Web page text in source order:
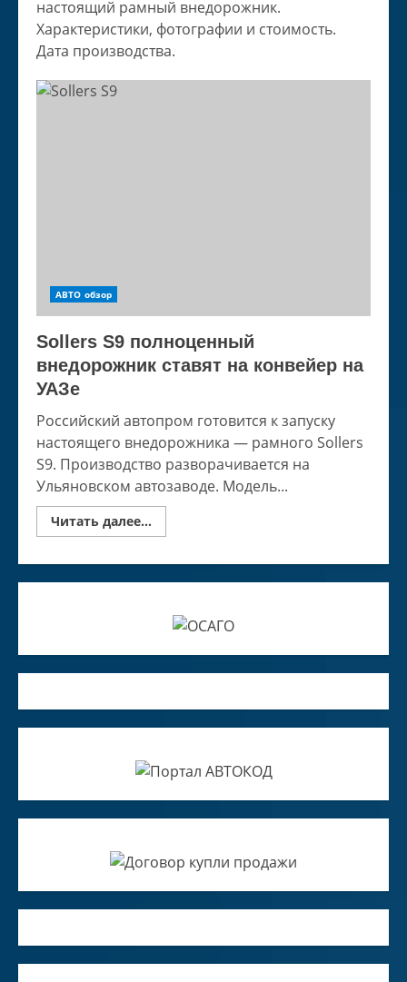
настоящий рамный внедорожник.
Характеристики, фотографии и стоимость.
Дата производства.
АВТО обзор
Sollers S9 полноценный
внедорожник ставят на конвейер на
УАЗе
Российский автопром готовится к запуску
настоящего внедорожника — рамного Sollers
S9. Производство разворачивается на
Ульяновском автозаводе. Модель...
Читать далее...
more
полноценный
конвейер
УАЗе